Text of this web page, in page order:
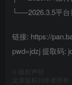
└──2026.3.5平台
链接: https://
pwd=jdzj 提取码:
版权声明
文章版权归作者所有